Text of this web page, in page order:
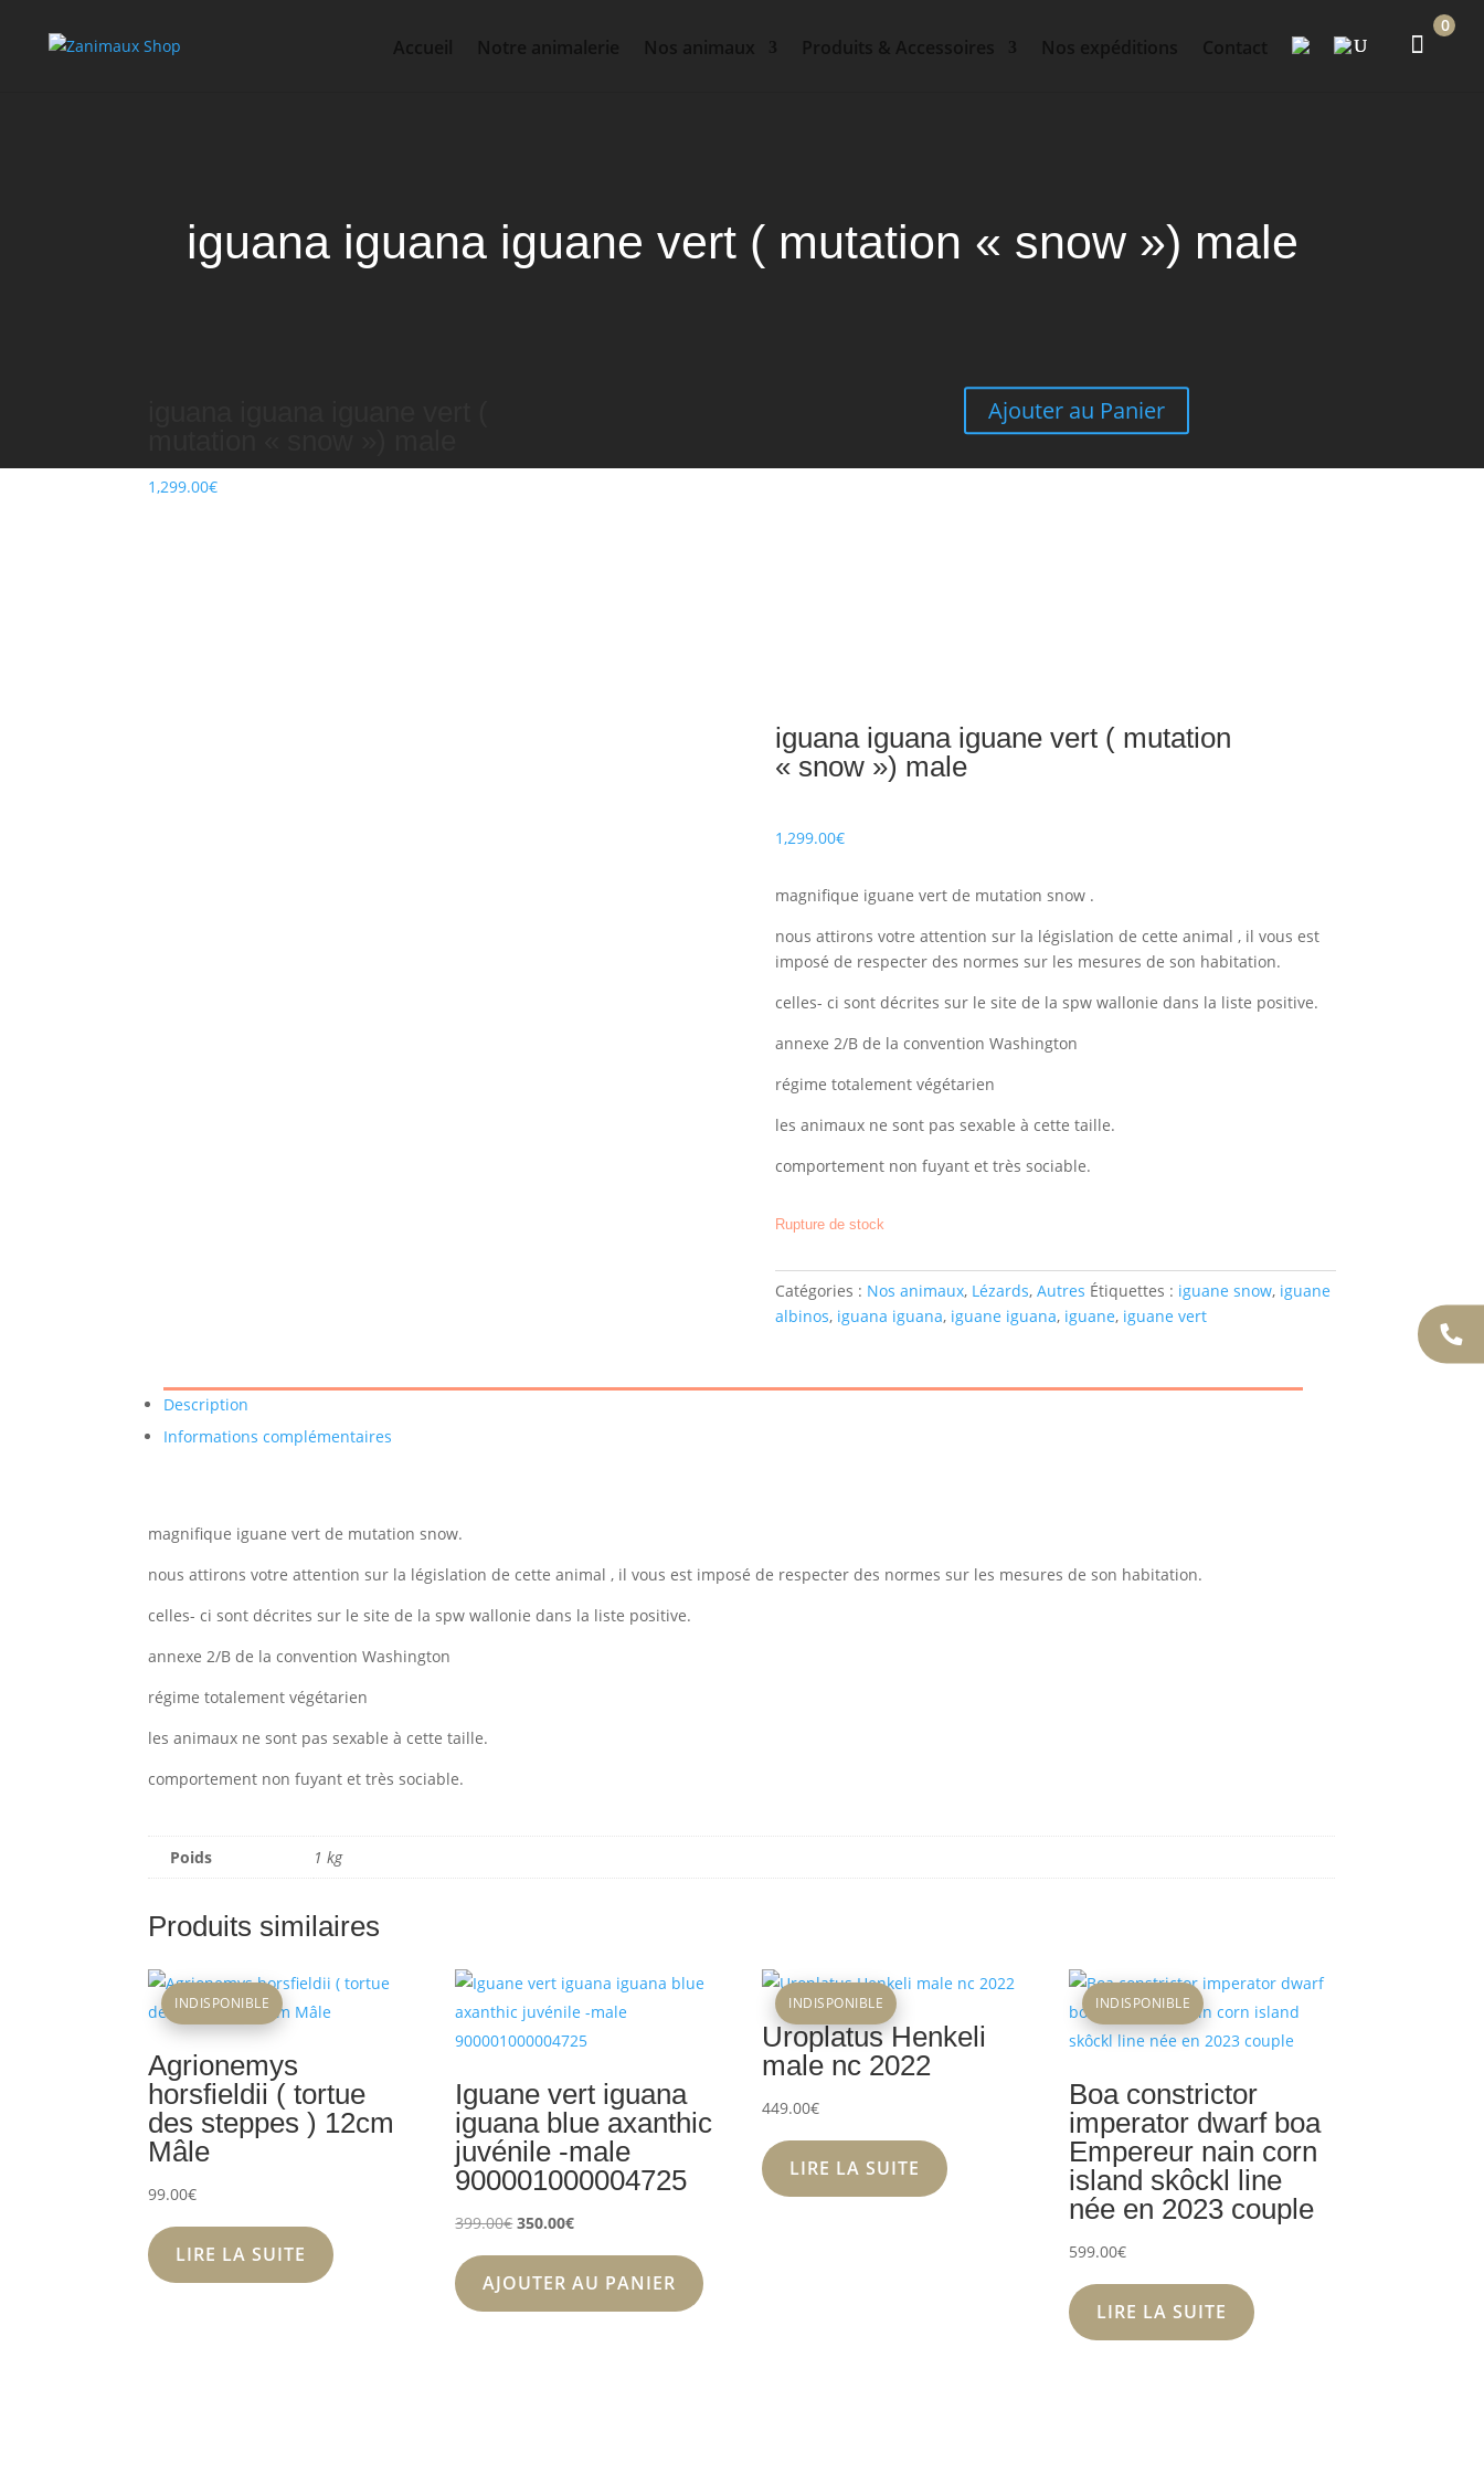
0
iguana iguana iguane vert ( mutation « snow ») male
1,299.00€
Ajouter au Panier
iguana iguana iguane vert ( mutation
« snow ») male
1,299.00€
magnifique iguane vert de mutation snow .
nous attirons votre attention sur la législation de cette animal , il vous est
imposé de respecter des normes sur les mesures de son habitation.
celles- ci sont décrites sur le site de la spw wallonie dans la liste positive.
annexe 2/B de la convention Washington
régime totalement végétarien
les animaux ne sont pas sexable à cette taille.
comportement non fuyant et très sociable.
Rupture de stock
Catégories : Nos animaux, Lézards, Autres Étiquettes : iguane snow, iguane
albinos, iguana iguana, iguane iguana, iguane, iguane vert
Description
Informations complémentaires
magnifique iguane vert de mutation snow.
nous attirons votre attention sur la législation de cette animal , il vous est imposé de respecter des normes sur les mesures de son habitation.
celles- ci sont décrites sur le site de la spw wallonie dans la liste positive.
annexe 2/B de la convention Washington
régime totalement végétarien
les animaux ne sont pas sexable à cette taille.
comportement non fuyant et très sociable.
Poids 1 kg
Produits similaires
Agrionemys
horsfieldii ( tortue
des steppes ) 12cm
Mâle
99.00€
INDISPONIBLE
LIRE LA SUITE
Iguane vert iguana
iguana blue axanthic
juvénile -male
900001000004725
399.00€Le
prix
initial
était :
350.00€Le
prix
actuel
est :
AJOUTER AU PANIER
Uroplatus Henkeli
male nc 2022
449.00€
INDISPONIBLE
LIRE LA SUITE
Boa constrictor
imperator dwarf boa
Empereur nain corn
island skôckl line
née en 2023 couple
599.00€
INDISPONIBLE
LIRE LA SUITE